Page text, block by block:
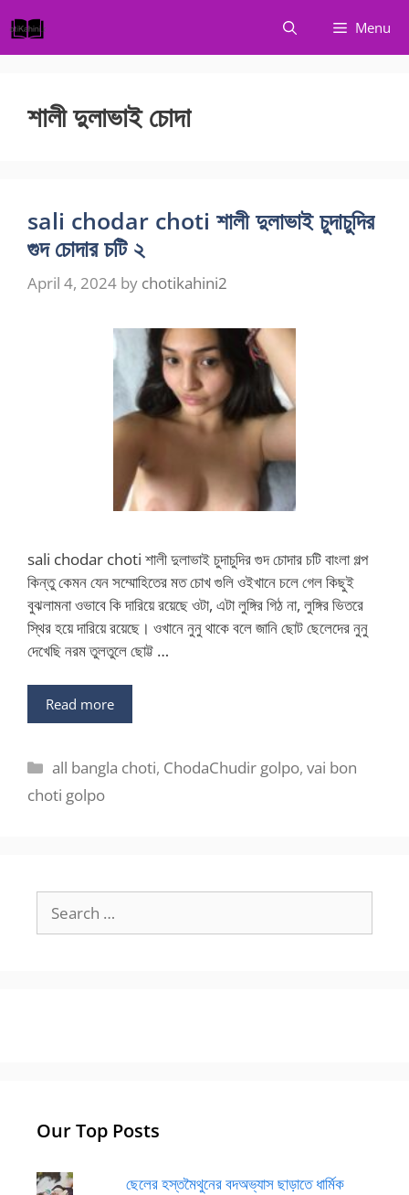
to
content
Menu
শালী দুলাভাই চোদা
sali chodar choti শালী দুলাভাই চুদাচুদির
গুদ চোদার চটি ২
April 4, 2024 by chotikahini2
sali chodar choti শালী দুলাভাই চুদাচুদির গুদ চোদার চটি বাংলা গল্প
কিন্তু কেমন যেন সম্মোহিতের মত চোখ গুলি ওইখানে চলে গেল কিছুই
বুঝলামনা ওভাবে কি দারিয়ে রয়েছে ওটা, এটা লুঙ্গির গিঠ না, লুঙ্গির ভিতরে
স্থির হয়ে দারিয়ে রয়েছে। ওখানে নুনু থাকে বলে জানি ছোট ছেলেদের নুনু
দেখেছি নরম তুলতুলে ছোট্ট …
Read more
Categories
all bangla choti, ChodaChudir golpo,vai bon
choti golpo
for:
Our Top Posts
ছেলের হস্তমৈথুনের বদঅভ্যাস ছাড়াতে ধার্মিক